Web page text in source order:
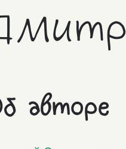
авторе